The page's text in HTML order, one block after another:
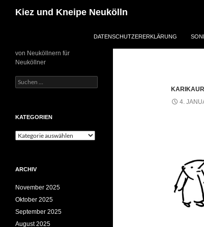
Inhalt
Kiez und Kneipe Neukölln
DATENSCHUTZERERKLÄRUNG
4.
von Neuköllnern für
Neuköllner
Suchen
nach:
KATEGORIEN
Kategorien
ARCHIV
November 2025
Oktober 2025
September 2025
August 2025